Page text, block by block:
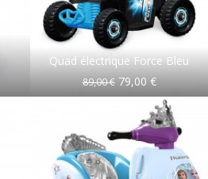
Quad électrique Force Bleu
89,00 € 79,00 €